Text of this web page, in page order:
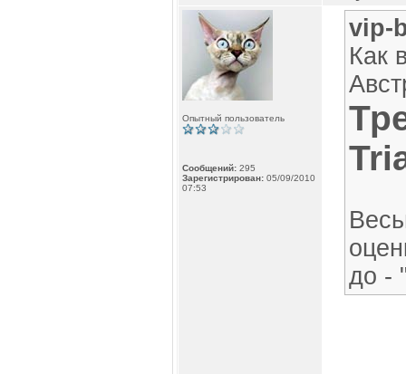
Опытный пользователь
Сообщений: 295
Зарегистрирован: 05/09/2010
07:53
vip-
Как
до -